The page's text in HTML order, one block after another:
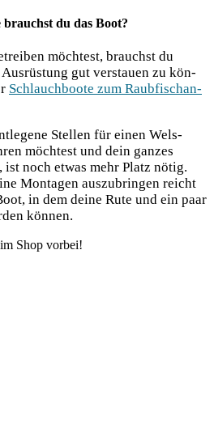
du das Boot?
möch­test, brauchst du
Aus­rüs­tung gut ver­stau­en zu kön­
Schlauch­boo­te zum Raub­fisch­an­
Stel­len für einen Wels-
möch­test und dein gan­zes
ist noch etwas mehr Platz nötig.
Mon­ta­gen aus­zu­brin­gen reicht
in dem dei­ne Rute und ein paar
können.
Shop vorbei!